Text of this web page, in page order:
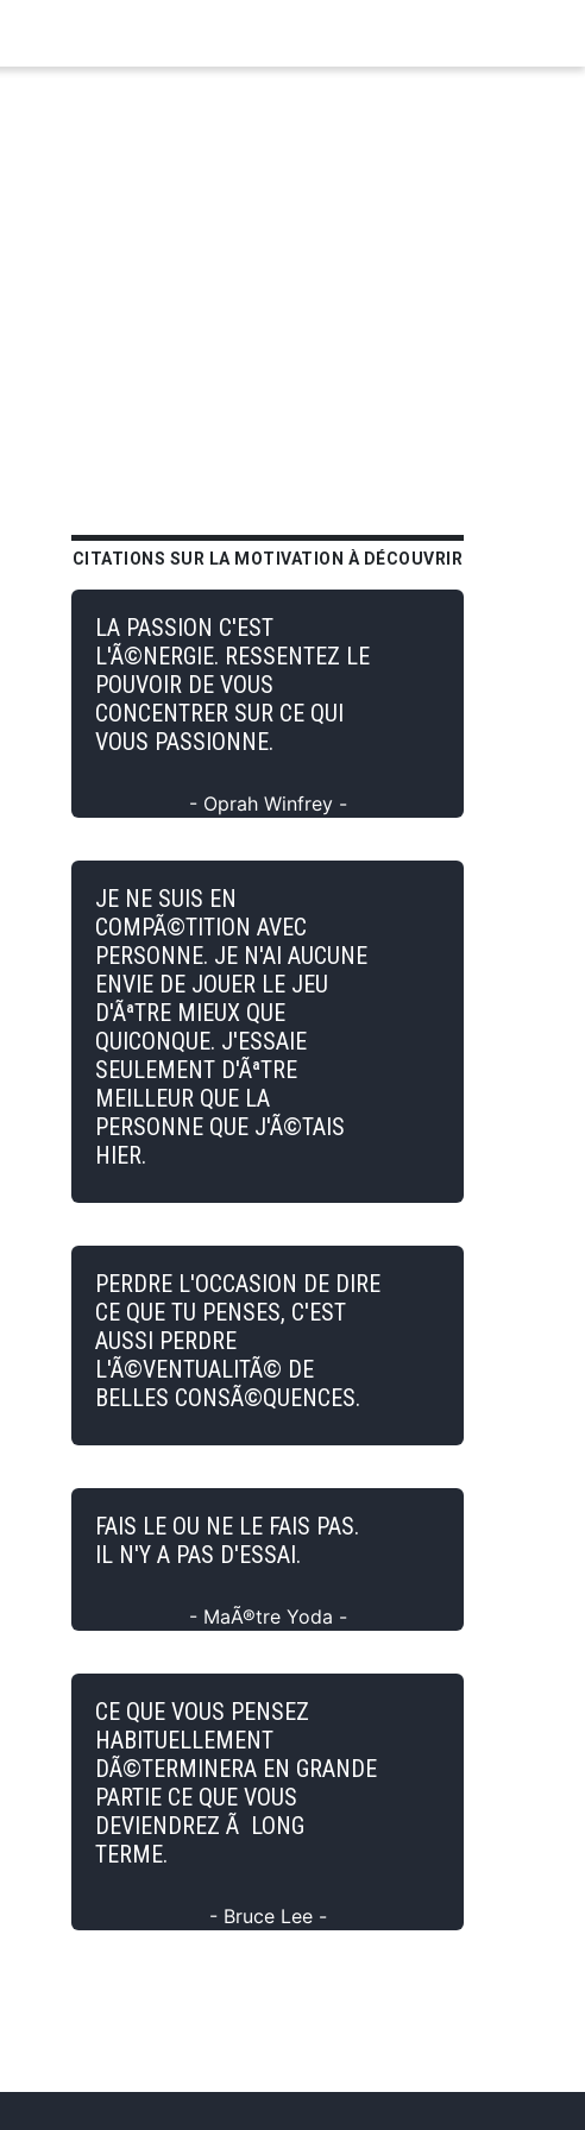
CITATIONS SUR LA MOTIVATION À DÉCOUVRIR
LA PASSION C'EST
L'Ã©NERGIE. RESSENTEZ LE
POUVOIR DE VOUS
CONCENTRER SUR CE QUI
VOUS PASSIONNE.
- Oprah Winfrey -
JE NE SUIS EN
COMPÃ©TITION AVEC
PERSONNE. JE N'AI AUCUNE
ENVIE DE JOUER LE JEU
D'ÃªTRE MIEUX QUE
QUICONQUE. J'ESSAIE
SEULEMENT D'ÃªTRE
MEILLEUR QUE LA
PERSONNE QUE J'Ã©TAIS
HIER.
PERDRE L'OCCASION DE DIRE
CE QUE TU PENSES, C'EST
AUSSI PERDRE
L'Ã©VENTUALITÃ© DE
BELLES CONSÃ©QUENCES.
FAIS LE OU NE LE FAIS PAS.
IL N'Y A PAS D'ESSAI.
- MaÃ®tre Yoda -
CE QUE VOUS PENSEZ
HABITUELLEMENT
DÃ©TERMINERA EN GRANDE
PARTIE CE QUE VOUS
DEVIENDREZ Ã LONG
TERME.
- Bruce Lee -